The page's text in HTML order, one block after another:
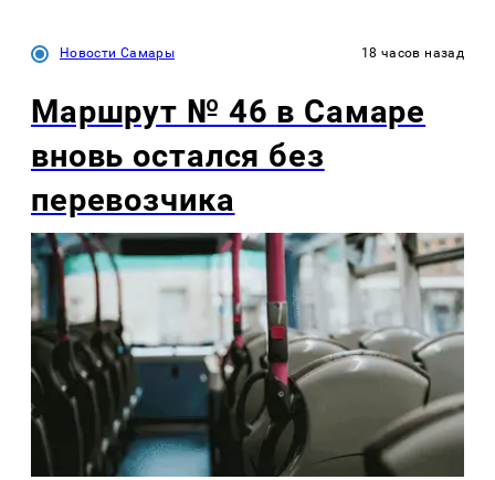
Новости Самары 18 часов назад
Маршрут № 46 в Самаре
вновь остался без
перевозчика